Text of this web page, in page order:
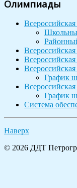
Олимпиады
График
График
Система
Наверх
© 2026 ДДТ